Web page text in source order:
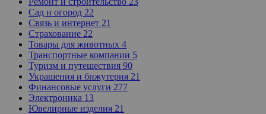
Сад и огород 22
Связь и интернет 21
Страхование 22
Товары для животных 4
Транспортные компании 5
Туризм и путешествия 90
Украшения и бижутерия 21
Финансовые услуги 277
Электроника 13
Ювелирные изделия 21